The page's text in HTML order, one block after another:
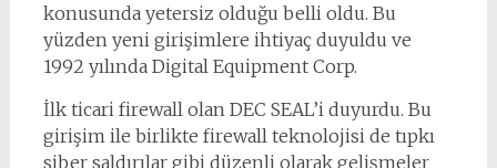
konusunda yetersiz olduğu belli oldu. Bu
yüzden yeni girişimlere ihtiyaç duyuldu ve
1992 yılında Digital Equipment Corp.
İlk ticari firewall olan DEC SEAL’i duyurdu. Bu
girişim ile birlikte firewall teknolojisi de tıpkı
siber saldırılar gibi düzenli olarak gelişmeler